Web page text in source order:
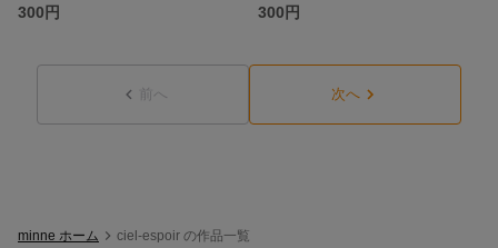
300円
300円
前へ 次へ
minne ホーム ciel-espoir の作品一覧